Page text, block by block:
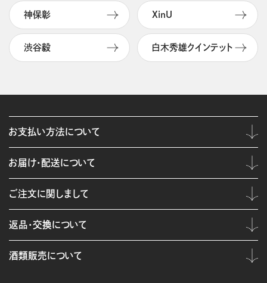
神保彰 XinU
渋谷毅 白木秀雄クインテット
お支払い方法について
お届け・配送について
ご注文に関しまして
返品・交換について
酒類販売について